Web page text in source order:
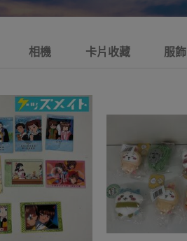
相機 卡片收藏 服飾